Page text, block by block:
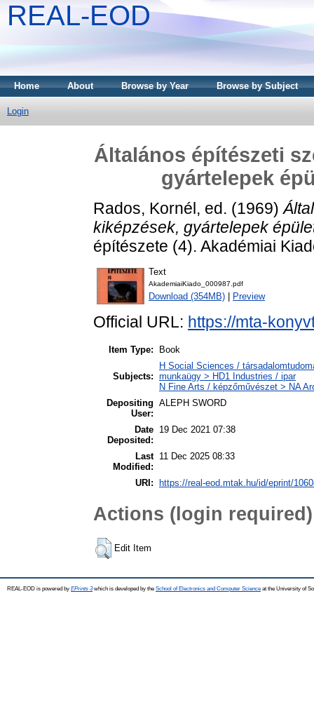
REAL-EOD
Home About Browse by Year Browse by Subject
Login
Általános építészeti
gyártelepek
Rados, Kornél, ed. (1969)
kiképzések, gyártelepek
építészete (4). Akadémiai
Text
AkademiaiKiado_000987.pdf
Download (354MB) Preview
Official URL: https://mta-
Item Type: Book
Subjects:
H Social Sciences /
munkaügy > HD1 Industries / ipar
N Fine Arts / képzőművészet > NA
Depositing
User:
ALEPH SWORD
Date
Deposited:
19 Dec 2021 07:38
Last
Modified:
11 Dec 2025 08:33
URI: https://real-eod.mtak.hu/id/eprint/
Actions (login required)
Edit Item
REAL-EOD is powered by EPrints 3which is developed by the School of Electronics and Computer Science at the University of